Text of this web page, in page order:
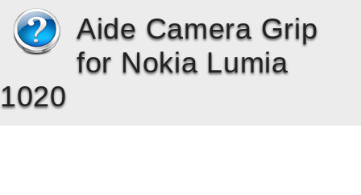
Aide Camera Grip
for Nokia Lumia
1020